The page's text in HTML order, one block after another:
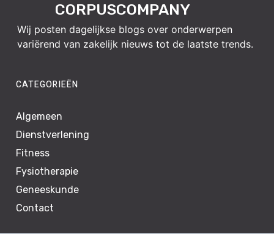
CORPUSCOMPANY
Wij posten dagelijkse blogs over onderwerpen
variërend van zakelijk nieuws tot de laatste trends.
CATEGORIEËN
Algemeen
Dienstverlening
Fitness
Fysiotherapie
Geneeskunde
Contact